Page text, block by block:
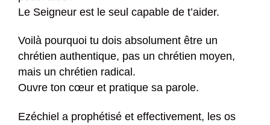
Le Seigneur est le seul capable de t’aider.
Voilà pourquoi tu dois absolument être un
chrétien authentique, pas un chrétien moyen,
mais un chrétien radical.
Ouvre ton cœur et pratique sa parole.
Ezéchiel a prophétisé et effectivement, les os